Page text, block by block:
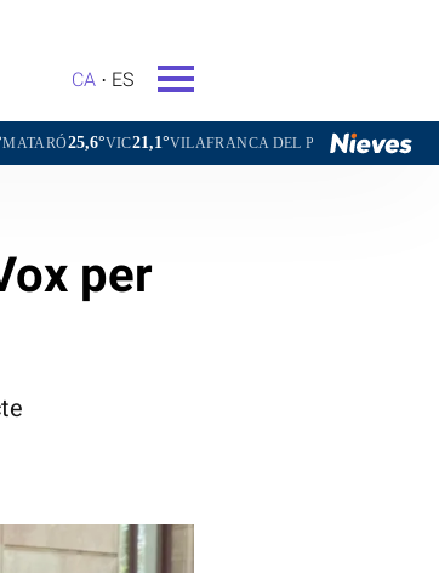
CA ES
21,1°VILAFRANCA DEL PENEDÈS24,3°VILANOVA I LA
per